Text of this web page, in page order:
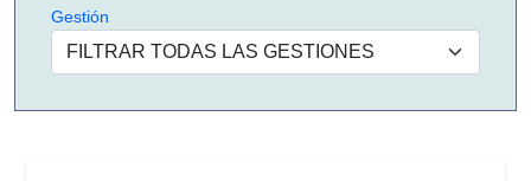
Gestión